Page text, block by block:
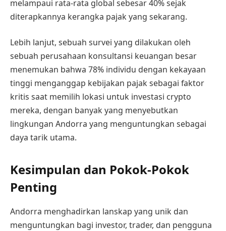
melampaui rata-rata global sebesar 40% sejak
diterapkannya kerangka pajak yang sekarang.
Lebih lanjut, sebuah survei yang dilakukan oleh
sebuah perusahaan konsultansi keuangan besar
menemukan bahwa 78% individu dengan kekayaan
tinggi menganggap kebijakan pajak sebagai faktor
kritis saat memilih lokasi untuk investasi crypto
mereka, dengan banyak yang menyebutkan
lingkungan Andorra yang menguntungkan sebagai
daya tarik utama.
Kesimpulan dan Pokok-Pokok
Penting
Andorra menghadirkan lanskap yang unik dan
menguntungkan bagi investor, trader, dan pengguna